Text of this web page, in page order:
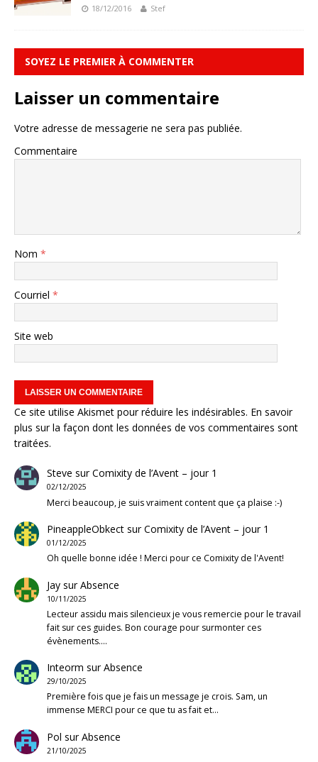
18/12/2016 Stef
SOYEZ LE PREMIER À COMMENTER
Laisser un commentaire
Votre adresse de messagerie ne sera pas publiée.
Commentaire
Nom *
Courriel *
Site web
Ce site utilise Akismet pour réduire les indésirables. En savoir
plus sur la façon dont les données de vos commentaires sont
traitées.
Steve surComixity de l’Avent – jour 1
02/12/2025
Merci beaucoup, je suis vraiment content que ça plaise :-)
PineappleObkectsurComixity de l’Avent – jour 1
01/12/2025
Oh quelle bonne idée ! Merci pour ce Comixity de l'Avent!
JaysurAbsence
10/11/2025
Lecteur assidu mais silencieux je vous remercie pour le travail
fait sur ces guides. Bon courage pour surmonter ces
évènements.…
Inteorm surAbsence
29/10/2025
Première fois que je fais un message je crois. Sam, un
immense MERCI pour ce que tu as fait et…
Pol surAbsence
21/10/2025